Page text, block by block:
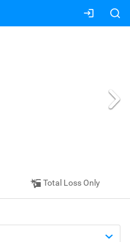
Total Loss Only